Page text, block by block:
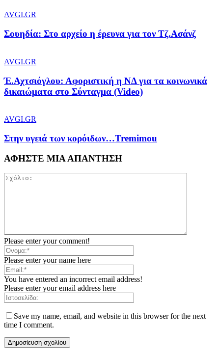
AVGI.GR
Σουηδία: Στο αρχείο η έρευνα για τον Τζ.Ασάνζ
AVGI.GR
Έ.Αχτσιόγλου: Αφοριστική η ΝΔ για τα κοινωνικά
δικαιώματα στο Σύνταγμα (Video)
AVGI.GR
Στην υγειά των κορόιδων…Tremimou
ΑΦΗΣΤΕ ΜΙΑ ΑΠΑΝΤΗΣΗ
Please enter your comment!
Please enter your name here
You have entered an incorrect email address!
Please enter your email address here
Save my name, email, and website in this browser for the next
time I comment.